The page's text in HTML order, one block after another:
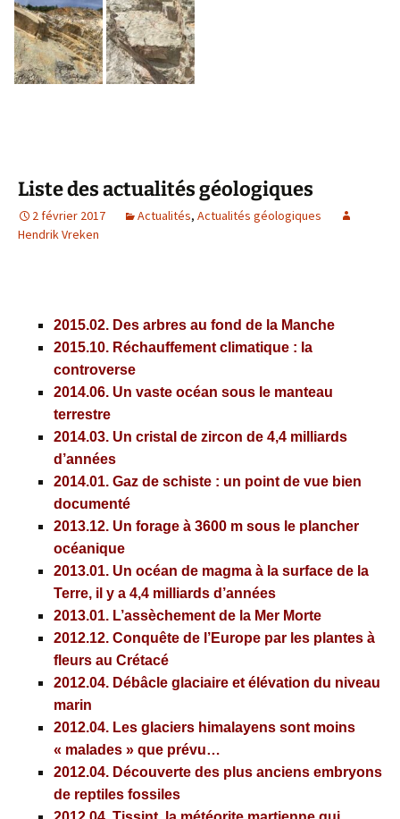
Liste des actualités géologiques
2 février 2017 Actualités, Actualités géologiques
Hendrik Vreken
2015.02. Des arbres au fond de la Manche
2015.10. Réchauffement climatique : la
controverse
2014.06. Un vaste océan sous le manteau
terrestre
2014.03. Un cristal de zircon de 4,4 milliards
d’années
2014.01. Gaz de schiste : un point de vue bien
documenté
2013.12. Un forage à 3600 m sous le plancher
océanique
2013.01. Un océan de magma à la surface de la
Terre, il y a 4,4 milliards d’années
2013.01. L’assèchement de la Mer Morte
2012.12. Conquête de l’Europe par les plantes à
fleurs au Crétacé
2012.04. Débâcle glaciaire et élévation du niveau
marin
2012.04. Les glaciers himalayens sont moins
« malades » que prévu…
2012.04. Découverte des plus anciens embryons
de reptiles fossiles